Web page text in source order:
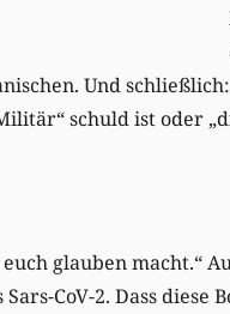
Und
schuld ist oder
glauben macht.“
CoV-2. Dass